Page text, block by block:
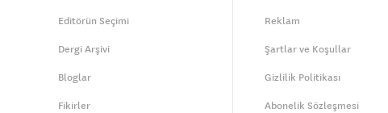
Editörün Seçimi
Dergi Arşivi
Bloglar
Fikirler
Reklam
Şartlar ve Koşullar
Gizlilik Politikası
Abonelik Sözleşmesi